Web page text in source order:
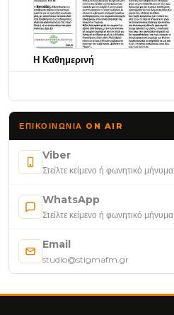
Η Καθημερινή
ΕΠΙΚΟΙΝΩΝΊΑ ON AIR
Viber
Στείλτε κείμενο ή φωνητικό μήνυμα
WhatsApp
Στείλτε κείμενο ή φωνητικό μήνυμα
Email
studio@stigmafm.gr